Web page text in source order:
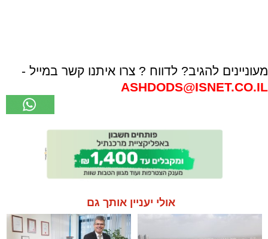
מעוניינים להגיב? לדווח ? צרו איתנו קשר במייל -
ASHDODS@ISNET.CO.IL
אולי יעניין אותך גם